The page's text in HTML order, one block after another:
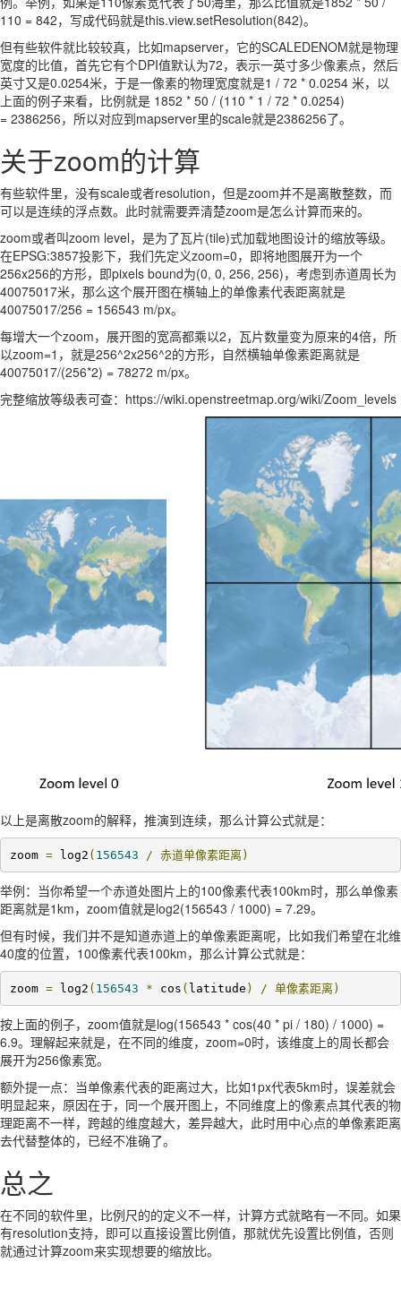
110 = 842，写成代码就是this.view.setResolution(842)。
但有些软件就比较较真，比如mapserver，它的SCALEDENOM就是物理
宽度的比值，首先它有个DPI值默认为72，表示一英寸多少像素点，然后
英寸又是0.0254米，于是一像素的物理宽度就是1 / 72 * 0.0254 米，以
上面的例子来看，比例就是 1852 * 50 / (110 * 1 / 72 * 0.0254)
= 2386256，所以对应到mapserver里的scale就是2386256了。
关于zoom的计算
有些软件里，没有scale或者resolution，但是zoom并不是离散整数，而
可以是连续的浮点数。此时就需要弄清楚zoom是怎么计算而来的。
zoom或者叫zoom level，是为了瓦片(tile)式加载地图设计的缩放等级。
在EPSG:3857投影下，我们先定义zoom=0，即将地图展开为一个
256x256的方形，即pixels bound为(0, 0, 256, 256)，考虑到赤道周长为
40075017米，那么这个展开图在横轴上的单像素代表距离就是
40075017/256 = 156543 m/px。
每增大一个zoom，展开图的宽高都乘以2，瓦片数量变为原来的4倍，所
以zoom=1，就是256^2x256^2的方形，自然横轴单像素距离就是
40075017/(256*2) = 78272 m/px。
完整缩放等级表可查：https://wiki.openstreetmap.org/wiki/Zoom_levels
以上是离散zoom的解释，推演到连续，那么计算公式就是：
zoom = log2 ( 156543 / 赤道单像素距离)
举例：当你希望一个赤道处图片上的100像素代表100km时，那么单像素
距离就是1km，zoom值就是log2(156543 / 1000) = 7.29。
但有时候，我们并不是知道赤道上的单像素距离呢，比如我们希望在北维
40度的位置，100像素代表100km，那么计算公式就是：
zoom = log2 ( 156543 * cos ( latitude ) / 单像素距离)
按上面的例子，zoom值就是log(156543 * cos(40 * pi / 180) / 1000) =
6.9。理解起来就是，在不同的维度，zoom=0时，该维度上的周长都会
展开为256像素宽。
额外提一点：当单像素代表的距离过大，比如1px代表5km时，误差就会
明显起来，原因在于，同一个展开图上，不同维度上的像素点其代表的物
理距离不一样，跨越的维度越大，差异越大，此时用中心点的单像素距离
去代替整体的，已经不准确了。
总之
在不同的软件里，比例尺的的定义不一样，计算方式就略有一不同。如果
有resolution支持，即可以直接设置比例值，那就优先设置比例值，否则
就通过计算zoom来实现想要的缩放比。